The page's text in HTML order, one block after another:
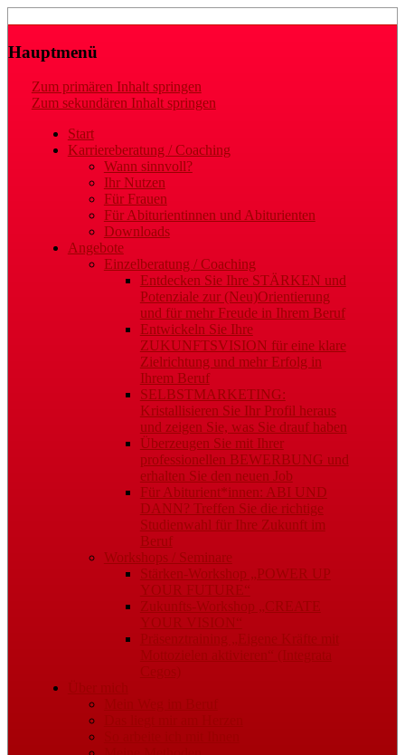
Gaby Regler
Hauptmenü
Zum primären Inhalt springen
Zum sekundären Inhalt springen
Start
Karriereberatung / Coaching
Wann sinnvoll?
Ihr Nutzen
Für Frauen
Für Abiturientinnen und Abiturienten
Downloads
Angebote
Einzelberatung / Coaching
Entdecken Sie Ihre STÄRKEN und
Potenziale zur (Neu)Orientierung
und für mehr Freude in Ihrem Beruf
Entwickeln Sie Ihre
ZUKUNFTSVISION für eine klare
Zielrichtung und mehr Erfolg in
Ihrem Beruf
SELBSTMARKETING:
Kristallisieren Sie Ihr Profil heraus
und zeigen Sie, was Sie drauf haben
Überzeugen Sie mit Ihrer
professionellen BEWERBUNG und
erhalten Sie den neuen Job
Für Abiturient*innen: ABI UND
DANN? Treffen Sie die richtige
Studienwahl für Ihre Zukunft im
Beruf
Workshops / Seminare
Stärken-Workshop „POWER UP
YOUR FUTURE“
Zukunfts-Workshop „CREATE
YOUR VISION“
Präsenztraining „Eigene Kräfte mit